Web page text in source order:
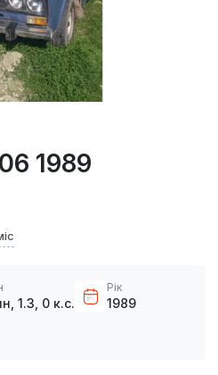
1989
1.3, 0 к.с.
Рік
1989